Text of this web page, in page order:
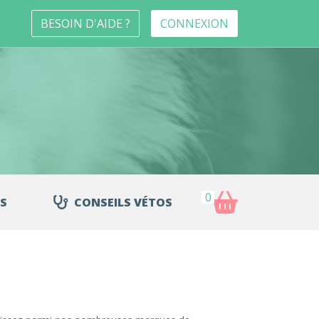
BESOIN D'AIDE ? CONNEXION
CONSEILS VÉTOS 0